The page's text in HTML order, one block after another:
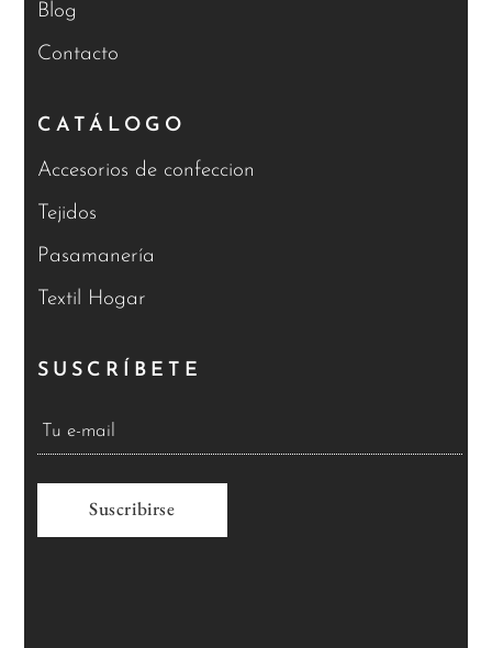
Blog
Contacto
CATÁLOGO
Accesorios de confeccion
Tejidos
Pasamanería
Textil Hogar
SUSCRÍBETE